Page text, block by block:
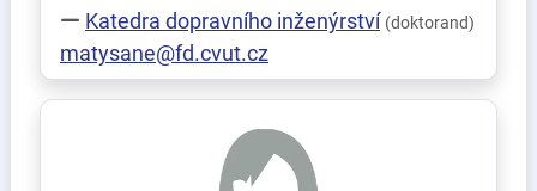
Katedra dopravního inženýrství (doktorand)
matysane@fd.cvut.cz